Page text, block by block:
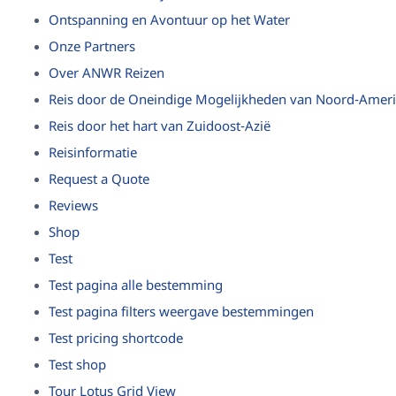
Ontspanning en Avontuur op het Water
Onze Partners
Over ANWR Reizen
Reis door de Oneindige Mogelijkheden van Noord-
Reis door het hart van Zuidoost-Azië
Reisinformatie
Request a Quote
Reviews
Shop
Test
Test pagina alle bestemming
Test pagina filters weergave bestemmingen
Test pricing shortcode
Test shop
Tour Lotus Grid View